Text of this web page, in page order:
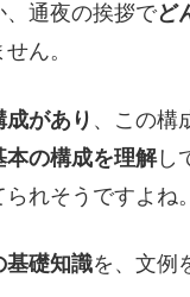
、通夜の挨拶でど
ん。
があり 、この構
本の構成を理解し
れそうですよね。
基礎知識を、文例